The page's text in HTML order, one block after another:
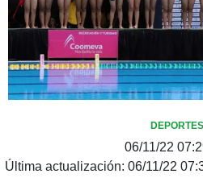
DEPORTES
06/11/22
Última actualización: 06/11/22